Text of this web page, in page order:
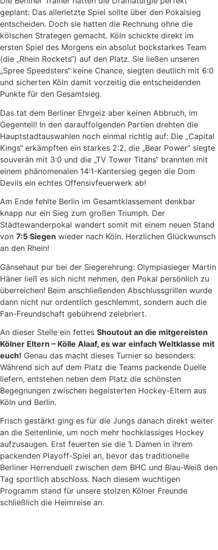
geplant: Das allerletzte Spiel sollte über den Pokalsieg
entscheiden. Doch sie hatten die Rechnung ohne die
kölschen Strategen gemacht. Köln schickte direkt im
ersten Spiel des Morgens ein absolut bockstarkes Team
(die „Rhein Rockets“) auf den Platz. Sie ließen unseren
„Spree Speedsters“ keine Chance, siegten deutlich mit 6:0
und sicherten Köln damit vorzeitig die entscheidenden
Punkte für den Gesamtsieg.
Das tat dem Berliner Ehrgeiz aber keinen Abbruch, im
Gegenteil! In den darauffolgenden Partien drehten die
Hauptstadtauswahlen noch einmal richtig auf: Die „Capital
Kings“ erkämpften ein starkes 2:2, die „Bear Power“ siegte
souverän mit 3:0 und die „TV Tower Titans“ brannten mit
einem phänomenalen 14:1-Kantersieg gegen die Dom
Devils ein echtes Offensivfeuerwerk ab!
Am Ende fehlte Berlin im Gesamtklassement denkbar
knapp nur ein Sieg zum großen Triumph. Der
Städtewanderpokal wandert somit mit einem neuen Stand
von 7:5 Siegen wieder nach Köln. Herzlichen Glückwunsch
an den Rhein!
Gänsehaut pur bei der Siegerehrung: Olympiasieger Martin
Häner ließ es sich nicht nehmen, den Pokal persönlich zu
überreichen! Beim anschließenden Abschlussgrillen wurde
dann nicht nur ordentlich geschlemmt, sondern auch die
Fan-Freundschaft gebührend zelebriert.
An dieser Stelle ein fettes Shoutout an die mitgereisten
Kölner Eltern – Kölle Alaaf, es war einfach Weltklasse mit
euch! Genau das macht dieses Turnier so besonders:
Während sich auf dem Platz die Teams packende Duelle
liefern, entstehen neben dem Platz die schönsten
Begegnungen zwischen begeisterten Hockey-Eltern aus
Köln und Berlin.
Frisch gestärkt ging es für die Jungs danach direkt weiter
an die Seitenlinie, um noch mehr hochklassiges Hockey
aufzusaugen. Erst feuerten sie die 1. Damen in ihrem
packenden Playoff-Spiel an, bevor das traditionelle
Berliner Herrenduell zwischen dem BHC und Blau-Weiß den
Tag sportlich abschloss. Nach diesem wuchtigen
Programm stand für unsere stolzen Kölner Freunde
schließlich die Heimreise an.